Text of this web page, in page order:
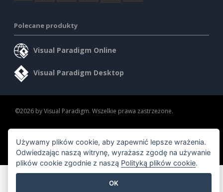
Polecane produkty
Visual Paradigm Online
Visual Paradigm Desktop
©2026 by Visual Paradigm. Wszelkie prawa zastrzeżone.
Polityka prywatności
Content Guidelines
Przegląd zabezpieczeń
Używamy plików cookie, aby zapewnić lepsze wrażenia.
Odwiedzając naszą witrynę, wyrażasz zgodę na używanie
plików cookie zgodnie z naszą Polityką plików cookie.
OK